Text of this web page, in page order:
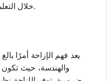
خلال التعلم التفاعلي والمساعدات البصرية.
يعد فهم الإزاحة أمرًا
والهندسة، حيث تكون